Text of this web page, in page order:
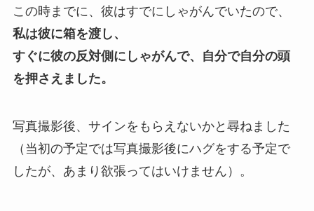
この時までに、彼はすでにしゃがんでいたので、
私は彼に箱を渡し、
すぐに彼の反対側にしゃがんで、自分で自分の頭
を押さえました。
写真撮影後、サインをもらえないかと尋ねました
（当初の予定では写真撮影後にハグをする予定で
したが、あまり欲張ってはいけません）。